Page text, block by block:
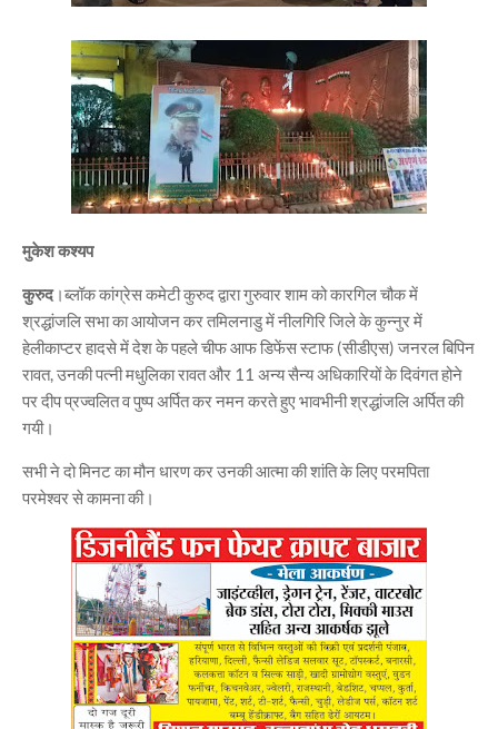
मुकेश कश्यप
कुरुद।ब्लॉक कांग्रेस कमेटी कुरुद द्वारा गुरुवार शाम को कारगिल चौक में
श्रद्धांजलि सभा का आयोजन कर तमिलनाडु में नीलगिरि जिले के कुन्नुर में
हेलीकाप्टर हादसे में देश के पहले चीफ आफ डिफेंस स्टाफ (सीडीएस) जनरल बिपिन
रावत, उनकी पत्नी मधुलिका रावत और 11 अन्य सैन्य अधिकारियों के दिवंगत होने
पर दीप प्रज्वलित व पुष्प अर्पित कर नमन करते हुए भावभीनी श्रद्धांजलि अर्पित की
गयी।
सभी ने दो मिनट का मौन धारण कर उनकी आत्मा की शांति के लिए परमपिता
परमेश्वर से कामना की।